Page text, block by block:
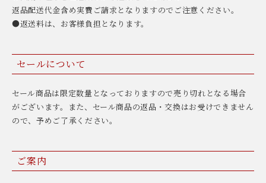
返品配送代金含め実費ご請求となりますのでご注意ください。
●返送料は、お客様負担となります。
セールについて
セール商品は限定数量となっておりますので売り切れとなる場合
がございます。また、セール商品の返品・交換はお受けできません
ので、予めご了承ください。
ご案内